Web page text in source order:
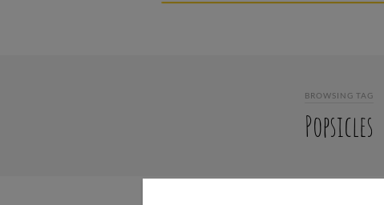
BROWSING TAG
Popsicles